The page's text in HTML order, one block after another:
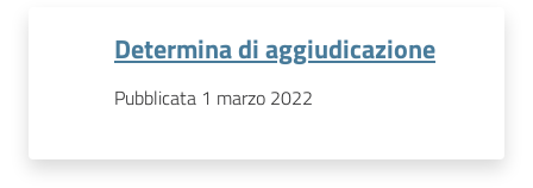
Determina di aggiudicazione
Pubblicata 1 marzo 2022